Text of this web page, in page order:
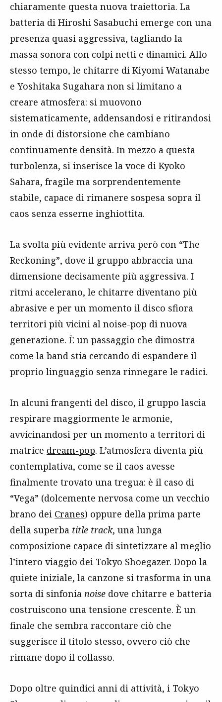
chiaramente questa nuova traiettoria. La
batteria di Hiroshi Sasabuchi emerge con una
presenza quasi aggressiva, tagliando la
massa sonora con colpi netti e dinamici. Allo
stesso tempo, le chitarre di Kiyomi Watanabe
e Yoshitaka Sugahara non si limitano a
creare atmosfera: si muovono
sistematicamente, addensandosi e ritirandosi
in onde di distorsione che cambiano
continuamente densità. In mezzo a questa
turbolenza, si inserisce la voce di Kyoko
Sahara, fragile ma sorprendentemente
stabile, capace di rimanere sospesa sopra il
caos senza esserne inghiottita.
La svolta più evidente arriva però con “The
Reckoning”, dove il gruppo abbraccia una
dimensione decisamente più aggressiva. I
ritmi accelerano, le chitarre diventano più
abrasive e per un momento il disco sfiora
territori più vicini al noise-pop di nuova
generazione. È un passaggio che dimostra
come la band stia cercando di espandere il
proprio linguaggio senza rinnegare le radici.
In alcuni frangenti del disco, il gruppo lascia
respirare maggiormente le armonie,
avvicinandosi per un momento a territori di
matrice dream-pop. L’atmosfera diventa più
contemplativa, come se il caos avesse
finalmente trovato una tregua: è il caso di
“Vega” (dolcemente nervosa come un vecchio
brano dei Cranes) oppure della prima parte
della superba title track, una lunga
composizione capace di sintetizzare al meglio
l’intero viaggio dei Tokyo Shoegazer. Dopo la
quiete iniziale, la canzone si trasforma in una
sorta di sinfonia noise dove chitarre e batteria
costruiscono una tensione crescente. È un
finale che sembra raccontare ciò che
suggerisce il titolo stesso, ovvero ciò che
rimane dopo il collasso.
Dopo oltre quindici anni di attività, i Tokyo